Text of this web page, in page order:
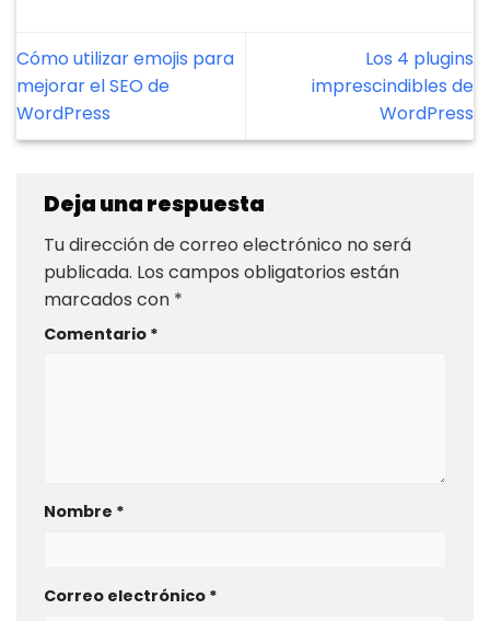
Cómo utilizar emojis para
mejorar el SEO de
WordPress
Los 4 plugins
imprescindibles de
WordPress
Deja una respuesta
Tu dirección de correo electrónico no será
publicada. Los campos obligatorios están
marcados con *
Comentario *
Nombre *
Correo electrónico *